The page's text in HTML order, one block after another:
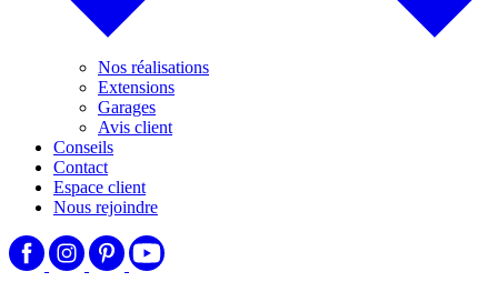
Nos réalisations
Extensions
Garages
Avis client
Conseils
Contact
Espace client
Nous rejoindre